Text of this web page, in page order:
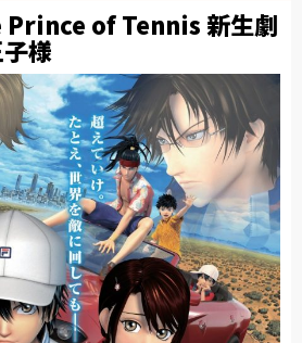
Prince of Tennis 新生劇
様